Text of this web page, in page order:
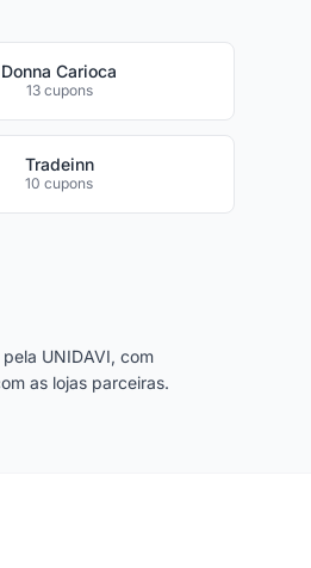
Donna Carioca
13 cupons
Tradeinn
10 cupons
UNIDAVI, com
as lojas parceiras.